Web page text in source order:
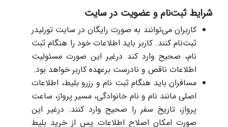
شرایط ثبت‌نام و عضویت در سایت
کاربران می‌توانند به صورت رایگان در سایت تورلیدر
ثبت‌نام کنند. کاربر باید اطلاعات خود را هنگام ثبت
نام، صحیح وارد کند درغیر این صورت مسئولیت
اطلاعات ناقص و نادرست برعهده‌ کاربر خواهد بود.
مسافران باید هنگام ثبت نام و رزرو بلیط، اطلاعات
اصلی مانند نام و نام خانوادگی،‌ مسیر پرواز، ساعت
پرواز، تاریخ سفر را صحیح وارد کنند. درغیر این
صورت امکان اصلاح اطلاعات پس از خرید بلیط